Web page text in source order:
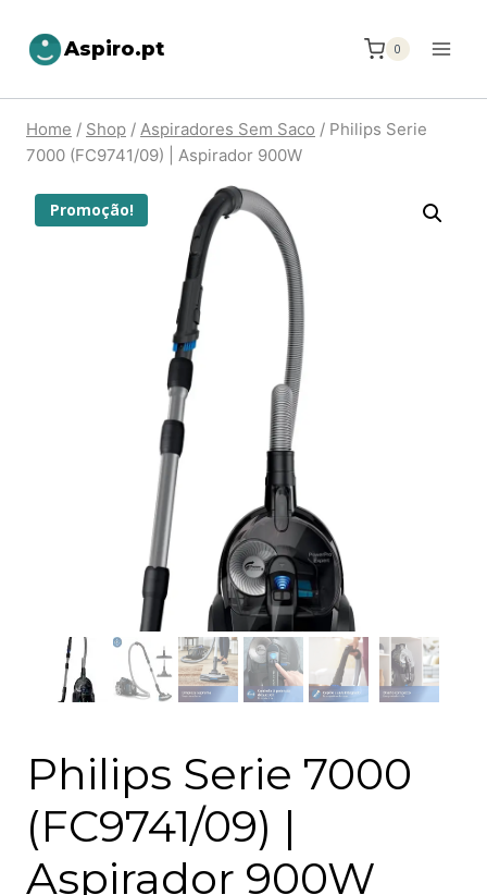
Aspiro.pt 0
Home / Shop / Aspiradores Sem Saco / Philips Serie
7000 (FC9741/09) | Aspirador 900W
Promoção!
Philips Serie 7000
(FC9741/09) |
Aspirador 900W